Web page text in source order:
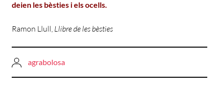
deien les bèsties i els ocells.
Ramon Llull, Llibre de les bèsties
agrabolosa